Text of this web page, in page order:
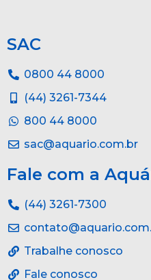
SAC
0800 44 8000
(44) 3261-7344
800 44 8000
sac@aquario.com.br
Fale com a
(44) 3261-7300
Trabalhe conosco
Fale conosco